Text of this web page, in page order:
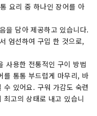
하고 싶다는 마음에서
요리 중 하나인 장어를 아
을 담아 제공하고 있습니다.
엄선하여 구입 한 것으로,
사용한 전통적인 구이 방법
를 통통 부드럽게 마무리, 바
수 있어요. 구워 가감도 숙련
고의 상태로 내고 있습니